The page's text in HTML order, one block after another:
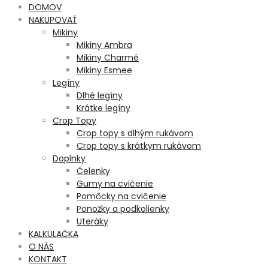
DOMOV
NAKUPOVAŤ
Mikiny
Mikiny Ambra
Mikiny Charmé
Mikiny Esmee
Legíny
Dlhé legíny
Krátke legíny
Crop Topy
Crop topy s dlhým rukávom
Crop topy s krátkym rukávom
Doplnky
Čelenky
Gumy na cvičenie
Pomôcky na cvičenie
Ponožky a podkolienky
Uteráky
KALKULAČKA
O NÁS
KONTAKT